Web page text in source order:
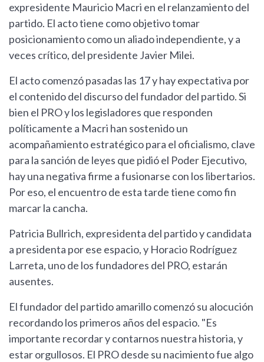
expresidente Mauricio Macri en el relanzamiento del
partido. El acto tiene como objetivo tomar
posicionamiento como un aliado independiente, y a
veces crítico, del presidente Javier Milei.
El acto comenzó pasadas las 17 y hay expectativa por
el contenido del discurso del fundador del partido. Si
bien el PRO y los legisladores que responden
políticamente a Macri han sostenido un
acompañamiento estratégico para el oficialismo, clave
para la sanción de leyes que pidió el Poder Ejecutivo,
hay una negativa firme a fusionarse con los libertarios.
Por eso, el encuentro de esta tarde tiene como fin
marcar la cancha.
Patricia Bullrich, expresidenta del partido y candidata
a presidenta por ese espacio, y Horacio Rodríguez
Larreta, uno de los fundadores del PRO, estarán
ausentes.
El fundador del partido amarillo comenzó su alocución
recordando los primeros años del espacio. "Es
importante recordar y contarnos nuestra historia, y
estar orgullosos. El PRO desde su nacimiento fue algo